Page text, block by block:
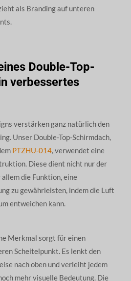
als Branding auf unteren
Double-Top-
verbessertes
verstärken ganz natürlich den
Unser Double-Top-Schirmdach,
PTZHU-014, verwendet eine
Diese dient nicht nur der
die Funktion, eine
zu gewährleisten, indem die Luft
entweichen kann.
Merkmal sorgt für einen
Scheitelpunkt. Es lenkt den
nach oben und verleiht jedem
mehr visuelle Bedeutung. Die